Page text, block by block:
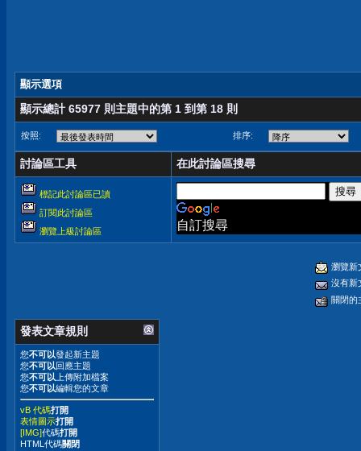
顯示選項
顯示總計 65977 則主題中的第 1 到第 18 則
按照: 排序:
討論區工具 在此討論區搜尋
標記此討論區已讀
訂閱此討論區
瀏覽上級討論區
自訂搜尋
瀏覽新
沒有新
關閉的
發表文章規則
您不可以發起新主題
您不可以回應主題
您不可以 上傳附加檔案
您不可以編輯您的文章
vB 代碼打開
表情圖示打開
[IMG]代碼打開
HTML代碼關閉